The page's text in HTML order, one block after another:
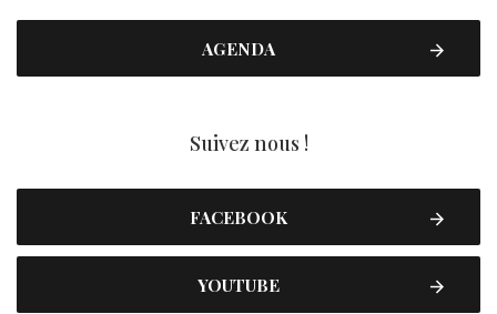
AGENDA
Suivez nous !
FACEBOOK
YOUTUBE